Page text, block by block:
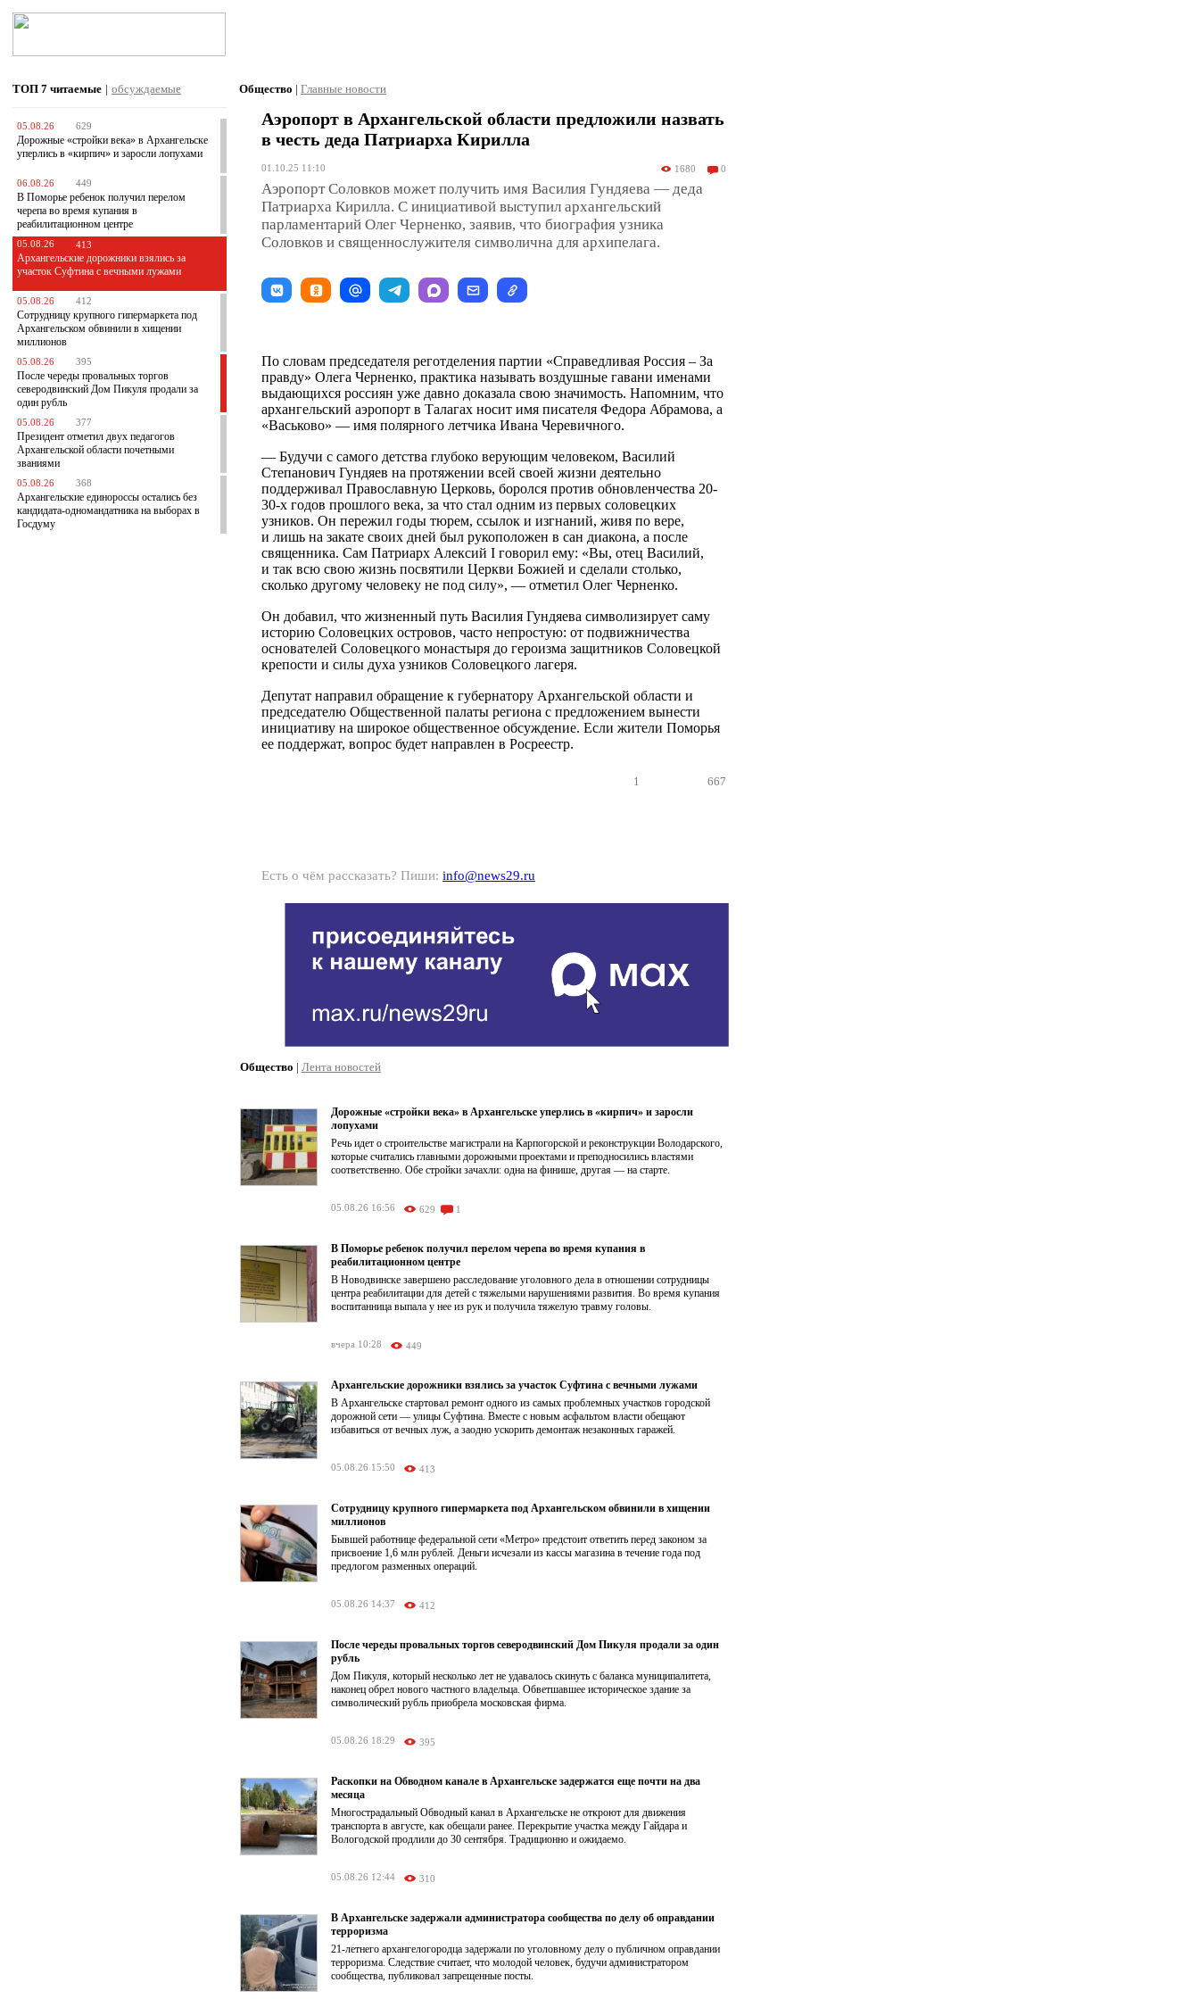
ТОП 7 читаемые | обсуждаемые
05.08.26 629
Дорожные «стройки века» в Архангельске
уперлись в «кирпич» и заросли лопухами
06.08.26 449
В Поморье ребенок получил перелом
черепа во время купания в
реабилитационном центре
05.08.26 413
Архангельские дорожники взялись за
участок Суфтина с вечными лужами
05.08.26 412
Сотрудницу крупного гипермаркета под
Архангельском обвинили в хищении
миллионов
05.08.26 395
После череды провальных торгов
северодвинский Дом Пикуля продали за
один рубль
05.08.26 377
Президент отметил двух педагогов
Архангельской области почетными
званиями
05.08.26 368
Архангельские единороссы остались без
кандидата-одномандатника на выборах в
Госдуму
Общество | Главные новости
Аэропорт в Архангельской области предложили назвать
в честь деда Патриарха Кирилла
01.10.25 11:10 1680 0
Аэропорт Соловков может получить имя Василия Гундяева — деда
Патриарха Кирилла. С инициативой выступил архангельский
парламентарий Олег Черненко, заявив, что биография узника
Соловков и священнослужителя символична для архипелага.
По словам председателя реготделения партии «Справедливая Россия – За
правду» Олега Черненко, практика называть воздушные гавани именами
выдающихся россиян уже давно доказала свою значимость. Напомним, что
архангельский аэропорт в Талагах носит имя писателя Федора Абрамова, а
«Васьково» — имя полярного летчика Ивана Черевичного.
— Будучи с самого детства глубоко верующим человеком, Василий
Степанович Гундяев на протяжении всей своей жизни деятельно
поддерживал Православную Церковь, боролся против обновленчества 20-
30-х годов прошлого века, за что стал одним из первых соловецких
узников. Он пережил годы тюрем, ссылок и изгнаний, живя по вере,
и лишь на закате своих дней был рукоположен в сан диакона, а после
священника. Сам Патриарх Алексий I говорил ему: «Вы, отец Василий,
и так всю свою жизнь посвятили Церкви Божией и сделали столько,
сколько другому человеку не под силу», — отметил Олег Черненко.
Он добавил, что жизненный путь Василия Гундяева символизирует саму
историю Соловецких островов, часто непростую: от подвижничества
основателей Соловецкого монастыря до героизма защитников Соловецкой
крепости и силы духа узников Соловецкого лагеря.
Депутат направил обращение к губернатору Архангельской области и
председателю Общественной палаты региона с предложением вынести
инициативу на широкое общественное обсуждение. Если жители Поморья
ее поддержат, вопрос будет направлен в Росреестр.
1 667
Есть о чём рассказать? Пиши: info@news29.ru
Общество | Лента новостей
Дорожные «стройки века» в Архангельске уперлись в «кирпич» и заросли
лопухами
Речь идет о строительстве магистрали на Карпогорской и реконструкции Володарского,
которые считались главными дорожными проектами и преподносились властями
соответственно. Обе стройки зачахли: одна на финише, другая — на старте.
05.08.26 16:56 629 1
В Поморье ребенок получил перелом черепа во время купания в
реабилитационном центре
В Новодвинске завершено расследование уголовного дела в отношении сотрудницы
центра реабилитации для детей с тяжелыми нарушениями развития. Во время купания
воспитанница выпала у нее из рук и получила тяжелую травму головы.
вчера 10:28 449
Архангельские дорожники взялись за участок Суфтина с вечными лужами
В Архангельске стартовал ремонт одного из самых проблемных участков городской
дорожной сети — улицы Суфтина. Вместе с новым асфальтом власти обещают
избавиться от вечных луж, а заодно ускорить демонтаж незаконных гаражей.
05.08.26 15:50 413
Сотрудницу крупного гипермаркета под Архангельском обвинили в хищении
миллионов
Бывшей работнице федеральной сети «Метро» предстоит ответить перед законом за
присвоение 1,6 млн рублей. Деньги исчезали из кассы магазина в течение года под
предлогом разменных операций.
05.08.26 14:37 412
После череды провальных торгов северодвинский Дом Пикуля продали за один
рубль
Дом Пикуля, который несколько лет не удавалось скинуть с баланса муниципалитета,
наконец обрел нового частного владельца. Обветшавшее историческое здание за
символический рубль приобрела московская фирма.
05.08.26 18:29 395
Раскопки на Обводном канале в Архангельске задержатся еще почти на два
месяца
Многострадальный Обводный канал в Архангельске не откроют для движения
транспорта в августе, как обещали ранее. Перекрытие участка между Гайдара и
Вологодской продлили до 30 сентября. Традиционно и ожидаемо.
05.08.26 12:44 310
В Архангельске задержали администратора сообщества по делу об оправдании
терроризма
21-летнего архангелогородца задержали по уголовному делу о публичном оправдании
терроризма. Следствие считает, что молодой человек, будучи администратором
сообщества, публиковал запрещенные посты.